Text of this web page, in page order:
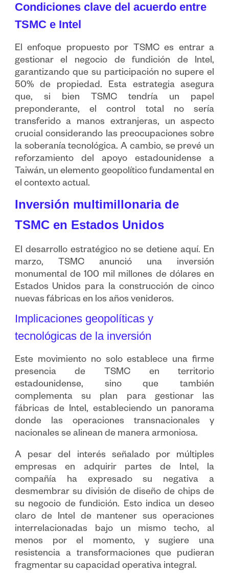
Condiciones clave del acuerdo entre
TSMC e Intel
El enfoque propuesto por TSMC es entrar a
gestionar el negocio de fundición de Intel,
garantizando que su participación no supere el
50% de propiedad. Esta estrategia asegura
que, si bien TSMC tendría un papel
preponderante, el control total no sería
transferido a manos extranjeras, un aspecto
crucial considerando las preocupaciones sobre
la soberanía tecnológica. A cambio, se prevé un
reforzamiento del apoyo estadounidense a
Taiwán, un elemento geopolítico fundamental en
el contexto actual.
Inversión multimillonaria de
TSMC en Estados Unidos
El desarrollo estratégico no se detiene aquí. En
marzo, TSMC anunció una inversión
monumental de 100 mil millones de dólares en
Estados Unidos para la construcción de cinco
nuevas fábricas en los años venideros.
Implicaciones geopolíticas y
tecnológicas de la inversión
Este movimiento no solo establece una firme
presencia de TSMC en territorio
estadounidense, sino que también
complementa su plan para gestionar las
fábricas de Intel, estableciendo un panorama
donde las operaciones transnacionales y
nacionales se alinean de manera armoniosa.
A pesar del interés señalado por múltiples
empresas en adquirir partes de Intel, la
compañía ha expresado su negativa a
desmembrar su división de diseño de chips de
su negocio de fundición. Esto indica un deseo
claro de Intel de mantener sus operaciones
interrelacionadas bajo un mismo techo, al
menos por el momento, y sugiere una
resistencia a transformaciones que pudieran
fragmentar su capacidad operativa integral.